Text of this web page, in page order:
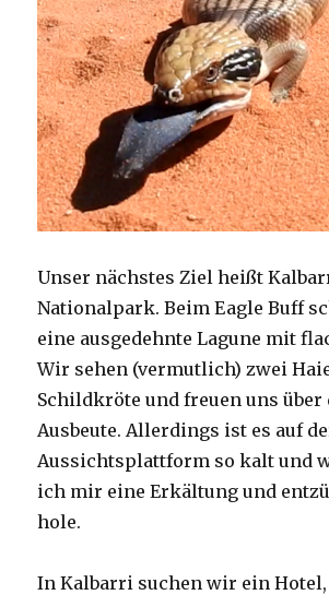
Unser nächstes Ziel heißt
Nationalpark. Beim Eagle Buff
eine ausgedehnte Lagune mit
Wir sehen (vermutlich) zwei
Schildkröte und freuen uns über
Ausbeute. Allerdings ist es auf
Aussichtsplattform so kalt und
ich mir eine Erkältung und
hole.
In Kalbarri suchen wir ein